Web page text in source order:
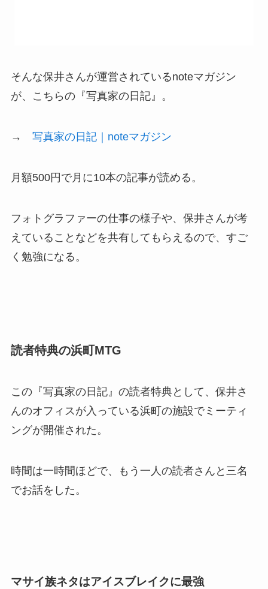
そんな保井さんが運営されているnoteマガジン
が、こちらの『写真家の日記』。
→ 写真家の日記｜noteマガジン
月額500円で月に10本の記事が読める。
フォトグラファーの仕事の様子や、保井さんが考
えていることなどを共有してもらえるので、すご
く勉強になる。
読者特典の浜町MTG
この『写真家の日記』の読者特典として、保井さ
んのオフィスが入っている浜町の施設でミーティ
ングが開催された。
時間は一時間ほどで、もう一人の読者さんと三名
でお話をした。
マサイ族ネタはアイスブレイクに最強